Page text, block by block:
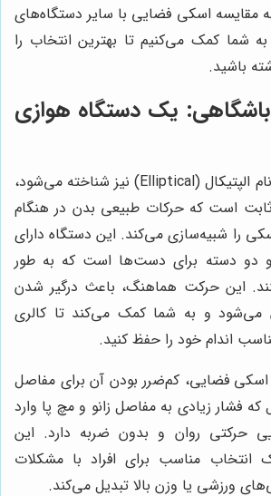
مقایسه اسکی فضایی با سایر دستگاه‌های
شما کمک می‌کنیم تا بهترین انتخاب را
باشید.
یک دستگاه هوازی
اسکی فضایی، که با نام الپتیکال (Elliptical) نیز شناخته می‌شود،
است که حرکات طبیعی بدن در هنگام
را شبیه‌سازی می‌کند. این دستگاه دارای
و دو دسته برای دست‌ها است که به طور
این حرکت هماهنگ، باعث درگیر شدن
و به شما کمک می‌کند تا کالری
اندام خود را حفظ کنید.
اسکی فضایی، کم‌ضرر بودن آن برای مفاصل
فشار زیادی به مفاصل زانو و مچ پا وارد
حرکتی روان و بدون ضربه دارد. این
انتخاب مناسب برای افراد با مشکلات
ورزشی یا وزن بالا تبدیل می‌کند.